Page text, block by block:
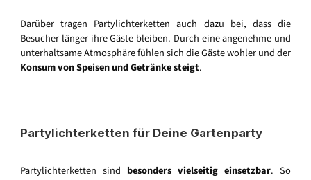
Darüber tragen Partylichterketten auch dazu bei, dass die
Besucher länger ihre Gäste bleiben. Durch eine angenehme und
unterhaltsame Atmosphäre fühlen sich die Gäste wohler und der
Konsum von Speisen und Getränke steigt.
Partylichterketten für Deine Gartenparty
Partylichterketten sind besonders vielseitig einsetzbar. So